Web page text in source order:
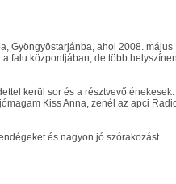
Gyöngyöstarjánba, ahol 2008. május
falu központjában, de több
kerül sor és a résztvevő énekesek:
Kiss Anna, zenél az apci
és nagyon jó szórakozást